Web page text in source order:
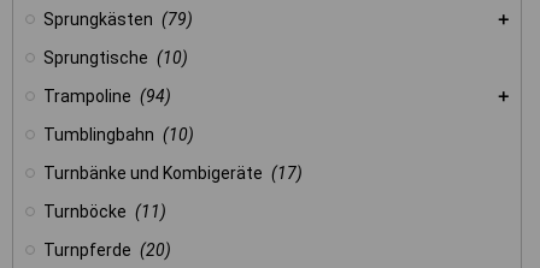
Sprungkästen (79)
Sprungtische (10)
Trampoline (94)
Tumblingbahn (10)
Turnbänke und Kombigeräte (17)
Turnböcke (11)
Turnpferde (20)